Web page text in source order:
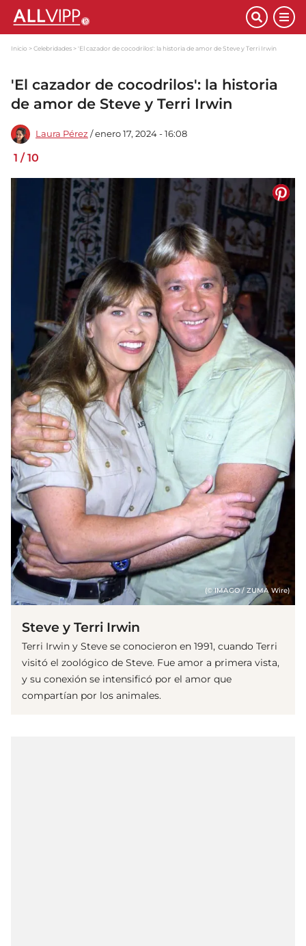
Inicio Celebridades 'El cazador de cocodrilos': la historia de amor de Steve y Terri Irwin
'El cazador de cocodrilos': la historia
de amor de Steve y Terri Irwin
Laura Pérez / enero 17, 2024 - 16:08
1 /10
(© IMAGO / ZUMA Wire)
Steve y Terri Irwin
Terri Irwin y Steve se conocieron en 1991, cuando Terri
visitó el zoológico de Steve. Fue amor a primera vista,
y su conexión se intensificó por el amor que
compartían por los animales.